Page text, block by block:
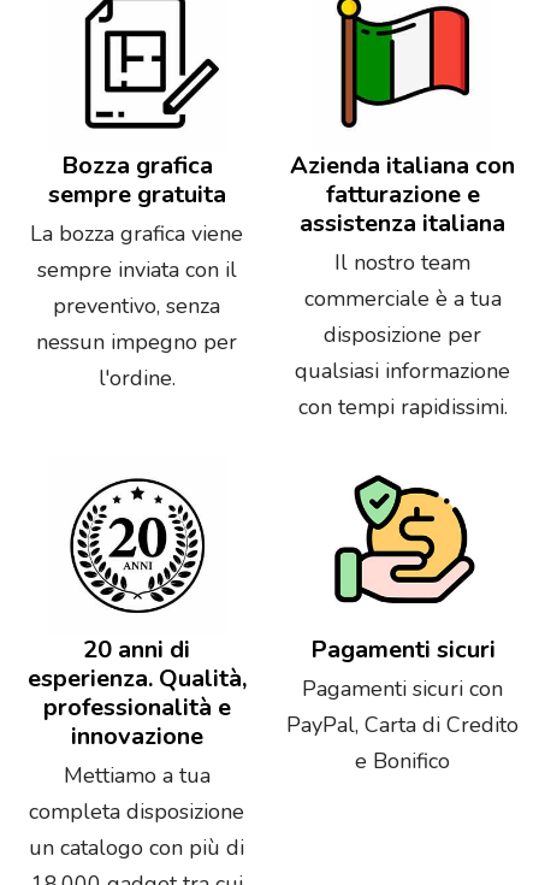
Bozza grafica
sempre gratuita
La bozza grafica viene
sempre inviata con il
preventivo, senza
nessun impegno per
l'ordine.
Azienda italiana con
fatturazione e
assistenza italiana
Il nostro team
commerciale è a tua
disposizione per
qualsiasi informazione
con tempi rapidissimi.
20 anni di
esperienza. Qualità,
professionalità e
innovazione
Mettiamo a tua
completa disposizione
un catalogo con più di
Pagamenti sicuri
Pagamenti sicuri con
PayPal, Carta di Credito
e Bonifico